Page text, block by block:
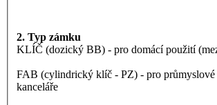
2. Typ zámku
KLÍČ (dozický BB) - pro domácí použití
FAB (cylindrický klíč - PZ) - pro
kanceláře